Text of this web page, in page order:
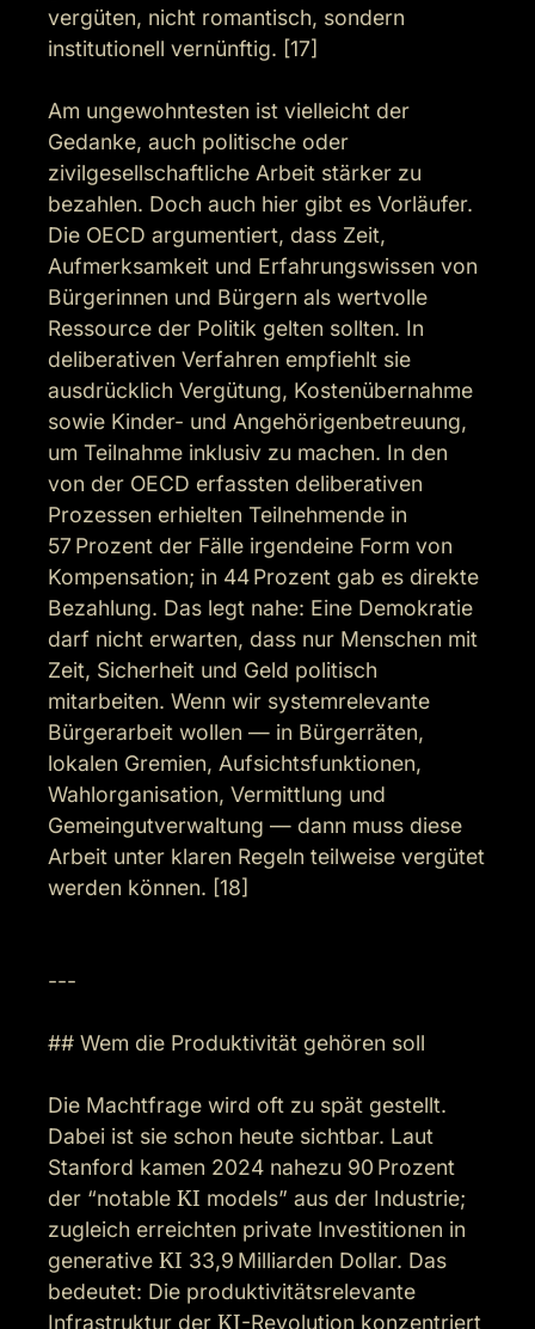
vergüten, nicht romantisch, sondern
institutionell vernünftig. [17]
Am ungewohntesten ist vielleicht der
Gedanke, auch politische oder
zivilgesellschaftliche Arbeit stärker zu
bezahlen. Doch auch hier gibt es Vorläufer.
Die OECD argumentiert, dass Zeit,
Aufmerksamkeit und Erfahrungswissen von
Bürgerinnen und Bürgern als wertvolle
Ressource der Politik gelten sollten. In
deliberativen Verfahren empfiehlt sie
ausdrücklich Vergütung, Kostenübernahme
sowie Kinder- und Angehörigenbetreuung,
um Teilnahme inklusiv zu machen. In den
von der OECD erfassten deliberativen
Prozessen erhielten Teilnehmende in
57 Prozent der Fälle irgendeine Form von
Kompensation; in 44 Prozent gab es direkte
Bezahlung. Das legt nahe: Eine Demokratie
darf nicht erwarten, dass nur Menschen mit
Zeit, Sicherheit und Geld politisch
mitarbeiten. Wenn wir systemrelevante
Bürgerarbeit wollen — in Bürgerräten,
lokalen Gremien, Aufsichtsfunktionen,
Wahlorganisation, Vermittlung und
Gemeingutverwaltung — dann muss diese
Arbeit unter klaren Regeln teilweise vergütet
werden können. [18]
---
## Wem die Produktivität gehören soll
Die Machtfrage wird oft zu spät gestellt.
Dabei ist sie schon heute sichtbar. Laut
Stanford kamen 2024 nahezu 90 Prozent
der “notable KI models” aus der Industrie;
zugleich erreichten private Investitionen in
generative KI 33,9 Milliarden Dollar. Das
bedeutet: Die produktivitätsrelevante
Infrastruktur der KI-Revolution konzentriert